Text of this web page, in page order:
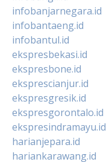
infobanjarnegara.id
infobantaeng.id
infobantul.id
ekspresbekasi.id
ekspresbone.id
eksprescianjur.id
ekspresgresik.id
ekspresgorontalo.id
ekspresindramayu.id
harianjepara.id
hariankarawang.id